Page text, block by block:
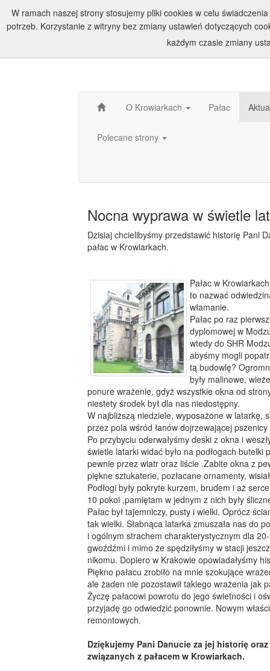
O Krowiarkach Pałac
Polecane strony
Nocna wyprawa w świetle
Dzisiaj chcielibyśmy przedstawić historię Pani
pałac w Krowiarkach.
Pałac w
to nazwać
włamanie.
Pałac po raz
dyplomowej w
wtedy do SHR
abyśmy mogli
tą budowlę?
były malinowe,
ponure wrażenie, gdyż wszystkie okna od
niestety środek był dla nas niedostępny.
W najbliższą niedziele, wyposażone w latarkę,
przez pola wśród łanów dojrzewającej
Po przybyciu oderwałyśmy deski z okna i
świetle latarki widać było na podłogach
pewnie przez wiatr oraz liście .Zabite okna z
piękne sztukaterie, pozłacane ornamenty,
Podłogi były pokryte kurzem, brudem i aż
10 pokoi ,pamiętam w jednym z nich były
Pałac był tajemniczy, pusty i wielki. Oprócz
tak wielki. Słabnąca latarka zmuszała nas do
i ogólnym strachem charakterystycznym dla
gwoźdźmi i mimo że spędziłyśmy w stacji
nikomu. Dopiero w Krakowie opowiadałyśmy
Piękno pałacu zrobiło na mnie szokujące
ale żaden nie pozostawił takiego wrażenia jak
Życzę pałacowi powrotu do jego świetności i
przyjadę go odwiedzić ponownie. Nowym
remontowych.
Dziękujemy Pani Danucie za jej historię
związanych z pałacem w Krowiarkach.
W ramach naszej strony stosujemy pliki cookies w celu
potrzeb. Korzystanie z witryny bez zmiany ustawień dotyczących
każdym czasie zmiany